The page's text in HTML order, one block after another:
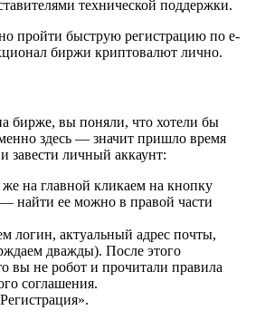
технической поддержки.
пройти быструю регистрацию по е-
биржи криптовалют лично.
бирже, вы поняли, что хотели бы
здесь — значит пришло время
завести личный аккаунт:
же на главной кликаем на кнопку
найти ее можно в правой части
логин, актуальный адрес почты,
дважды). После этого
вы не робот и прочитали правила
соглашения.